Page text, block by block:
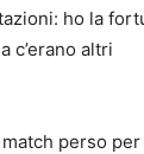
ho la
c’erano altri
perso per